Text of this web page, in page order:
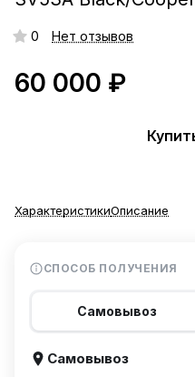
0 Нет отзывов
60 000 ₽
ХарактеристикиОписание
СПОСОБ ПОЛУЧЕНИЯ
Самовывоз
Самовывоз